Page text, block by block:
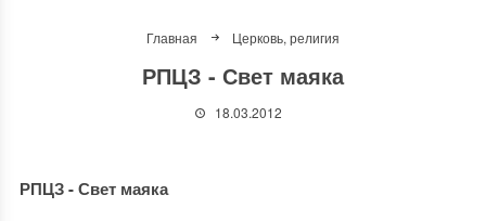
Главная Церковь, религия
РПЦЗ - Свет маяка
18.03.2012
РПЦЗ - Свет маяка